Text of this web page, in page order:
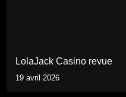
LolaJack Casino revue
19 avril 2026